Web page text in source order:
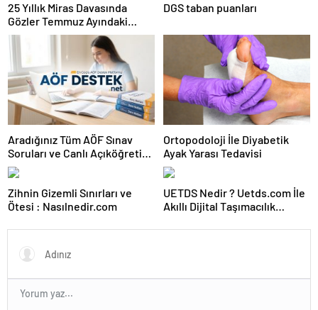
25 Yıllık Miras Davasında
Gözler Temmuz Ayındaki
Karar Duruşmasına Çevrildi
DGS taban puanları
Aradığınız Tüm AÖF Sınav
Soruları ve Canlı Açıköğretim
Forumu Burada
Ortopodoloji İle Diyabetik
Ayak Yarası Tedavisi
Zihnin Gizemli Sınırları ve
Ötesi : Nasılnedir.com
UETDS Nedir ? Uetds.com İle
Akıllı Dijital Taşımacılık